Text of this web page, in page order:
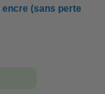
(sans perte